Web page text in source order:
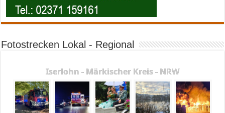
Fotostrecken Lokal - Regional
Iserlohn - Märkischer Kreis - NRW